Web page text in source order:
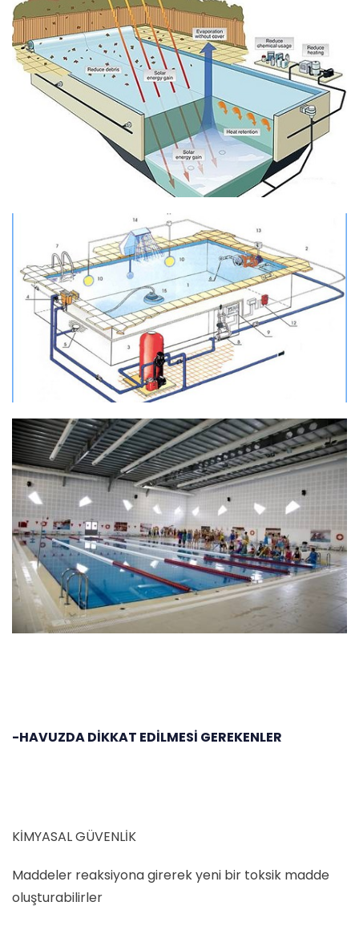
-HAVUZDA DİKKAT EDİLMESİ GEREKENLER
KİMYASAL GÜVENLİK
Maddeler reaksiyona girerek yeni bir toksik madde
oluşturabilirler